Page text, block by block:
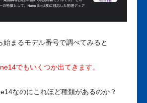
始まるモデル番号で調べてみると
でもいくつか出てきます。
なのにこれほど種類があるのか？